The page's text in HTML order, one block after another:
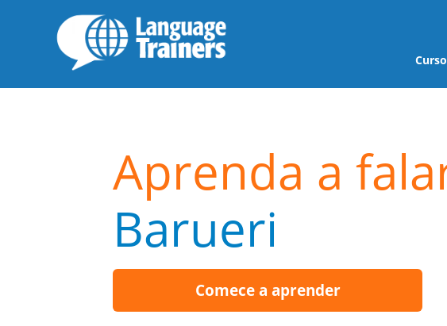
Aprenda a
Barueri
Comece a aprender